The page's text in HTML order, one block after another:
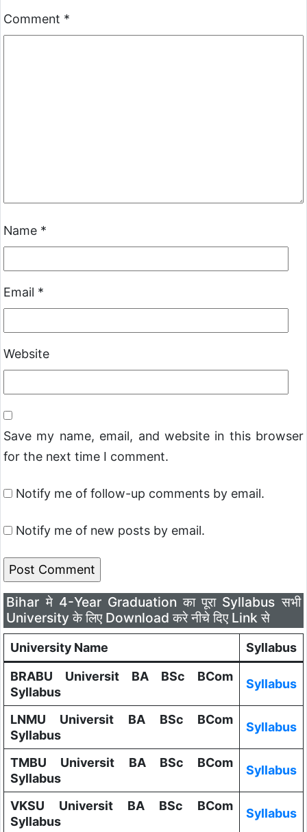
Comment *
Name *
Email *
Website
Save my name, email, and website in this browser
for the next time I comment.
Notify me of follow-up comments by email.
Notify me of new posts by email.
Bihar मे 4-Year Graduation का पूरा Syllabus सभी
University के लिए Download करे नीचे दिए Link से
University Name
Syllabus
BRABU Universit BA BSc BCom
Syllabus
Syllabus
LNMU Universit BA BSc BCom
Syllabus
Syllabus
TMBU Universit BA BSc BCom
Syllabus
Syllabus
VKSU Universit BA BSc BCom
Syllabus
Syllabus